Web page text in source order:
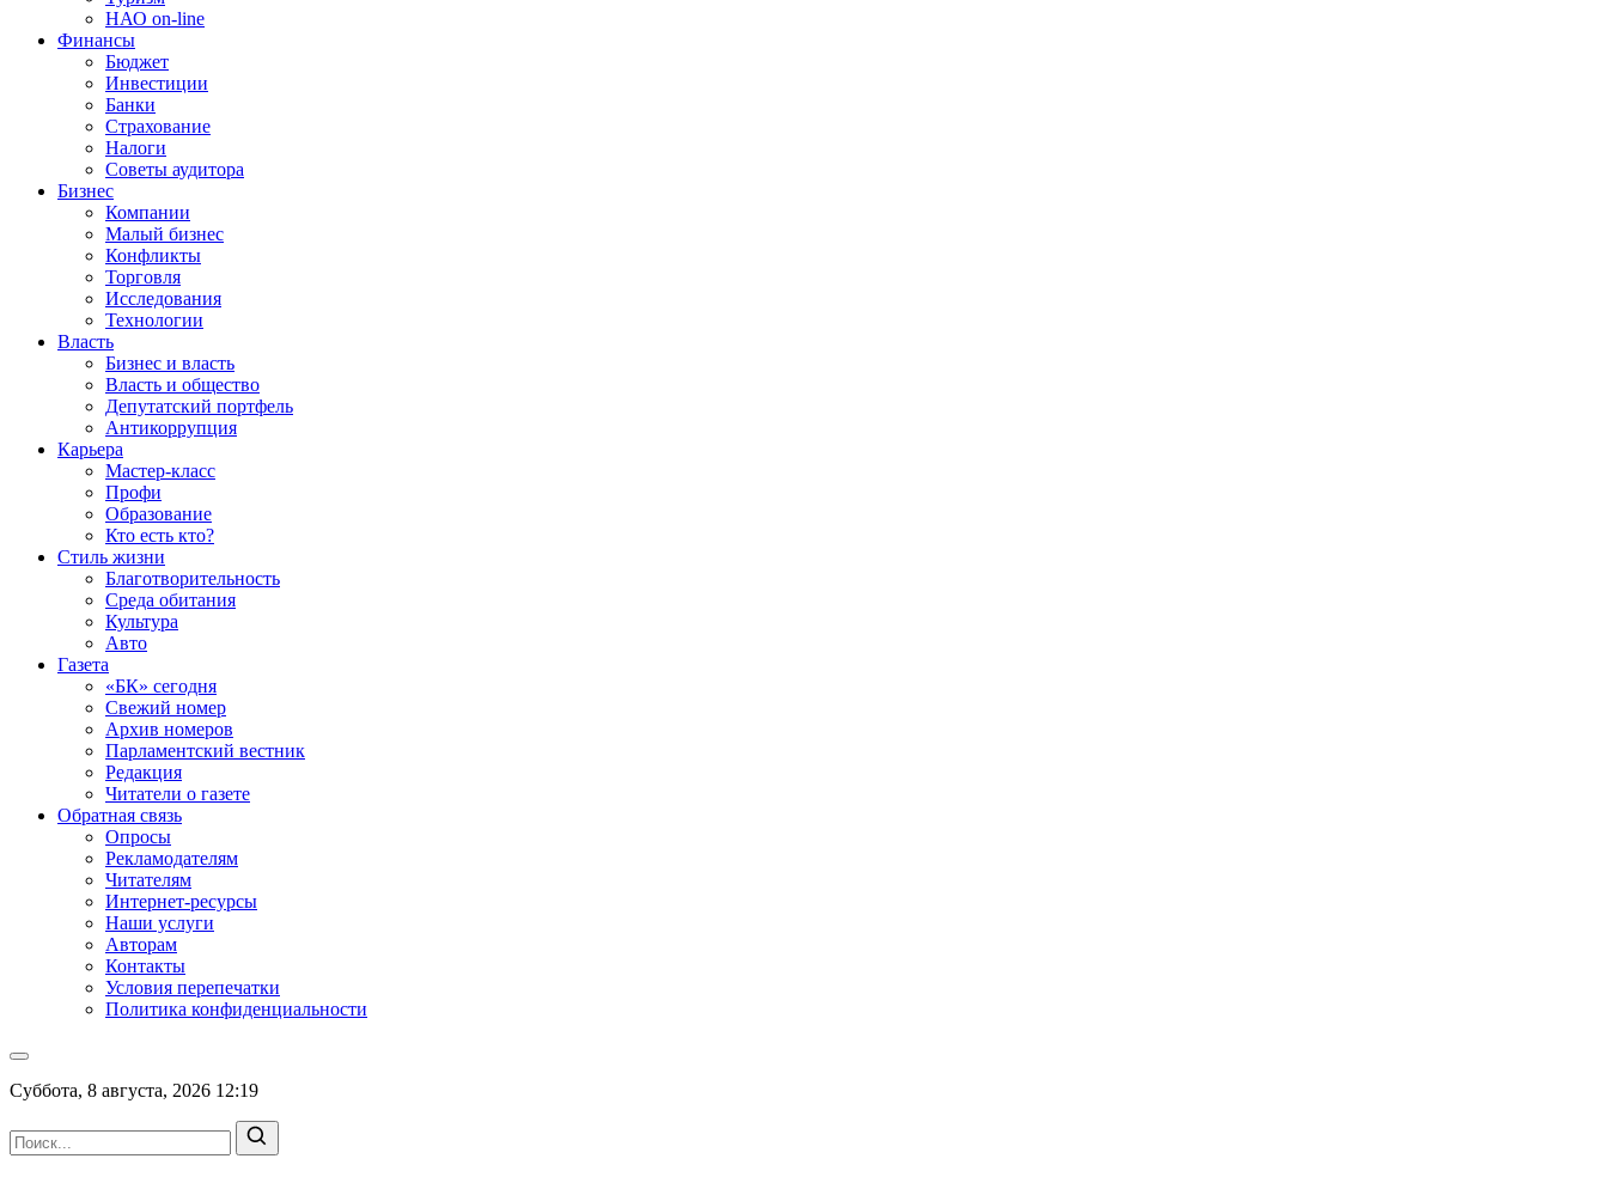
НАО on-line
Финансы
Бюджет
Инвестиции
Банки
Страхование
Налоги
Советы аудитора
Бизнес
Компании
Малый бизнес
Конфликты
Торговля
Исследования
Технологии
Власть
Бизнес и власть
Власть и общество
Депутатский портфель
Антикоррупция
Карьера
Мастер-класс
Профи
Образование
Кто есть кто?
Стиль жизни
Благотворительность
Среда обитания
Культура
Авто
Газета
«БК» сегодня
Свежий номер
Архив номеров
Парламентский вестник
Редакция
Читатели о газете
Обратная связь
Опросы
Рекламодателям
Читателям
Интернет-ресурсы
Наши услуги
Авторам
Контакты
Условия перепечатки
Политика конфиденциальности
Суббота, 8 августа, 2026 12:19